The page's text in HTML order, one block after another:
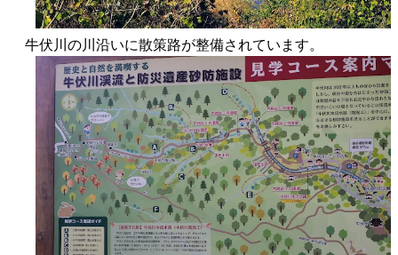
牛伏川の川沿いに散策路が整備されています。